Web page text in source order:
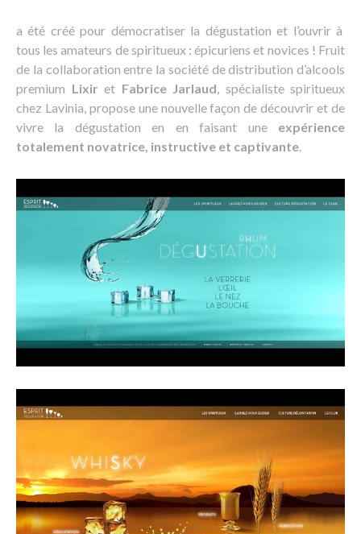
a été créé pour démocratiser la dégustation et l’ouvrir à
tous les amateurs de spiritueux : épicuriens et novices ! Fruit
de la collaboration entre la société de distribution d’alcools
premium Lixir et Fabrice Jarlaud, spécialiste spiritueux
chez Lavinia, propose une nouvelle façon de découvrir et de
vivre la dégustation en en faisant une expérience
totalement novatrice, instructive et captivante.